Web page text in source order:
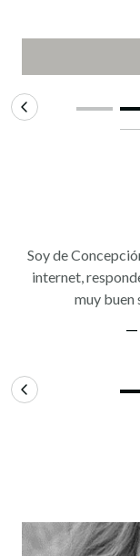
Soy de
internet,
muy buen
―